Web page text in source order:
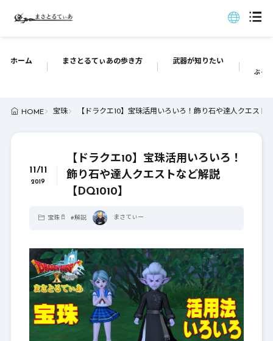
ホーム まさとるてぃあの歩き方 武器が知りたい
ぶっ
HOME 宝珠 【ドラクエ10】宝珠活用いろいろ！飾り石や達人クエスト
11/11
2019
【ドラクエ10】宝珠活用いろいろ！
飾り石や達人クエストなど解説
【DQ1010】
宝珠 #解説 まさてぃー